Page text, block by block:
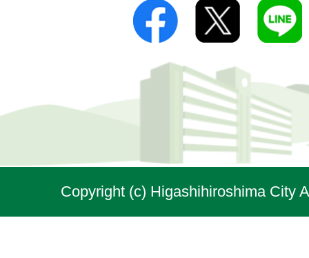
Copyright (c) Higashihiroshima City